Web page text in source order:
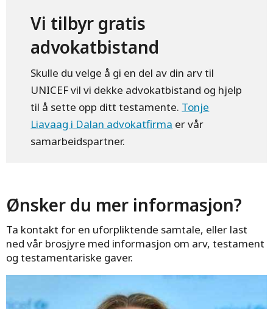
Vi tilbyr gratis
advokatbistand
Skulle du velge å gi en del av din arv til
UNICEF vil vi dekke advokatbistand og hjelp
til å sette opp ditt testamente. Tonje
Liavaag i Dalan advokatfirma er vår
samarbeidspartner.
Ønsker du mer informasjon?
Ta kontakt for en uforpliktende samtale, eller last
ned vår brosjyre med informasjon om arv, testament
og testamentariske gaver.